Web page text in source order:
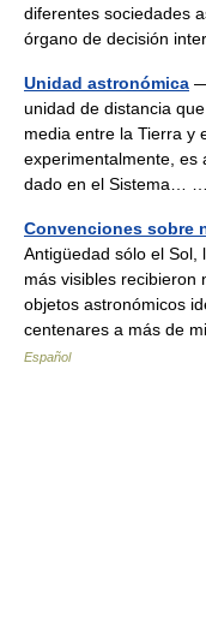
diferentes sociedades
órgano de decisión
Unidad astronómica
unidad de distancia
media entre la Tierra y
experimentalmente, es
dado en el Sistema…
Convenciones sobre
Antigüedad sólo el Sol,
más visibles recibieron
objetos astronómicos
centenares a más de
Español